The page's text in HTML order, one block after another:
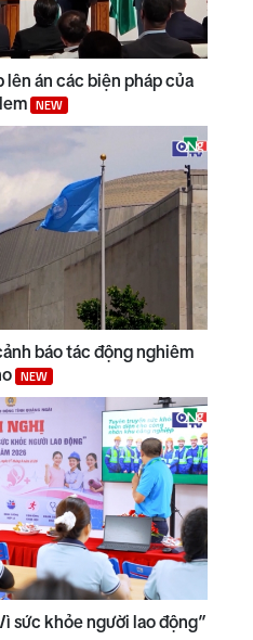
lên án các biện pháp của
NEW
báo tác động nghiêm
NEW
sức khỏe người lao động”